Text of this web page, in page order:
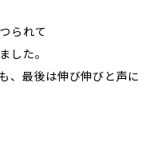
られて
した。
、最後は伸び伸びと声に